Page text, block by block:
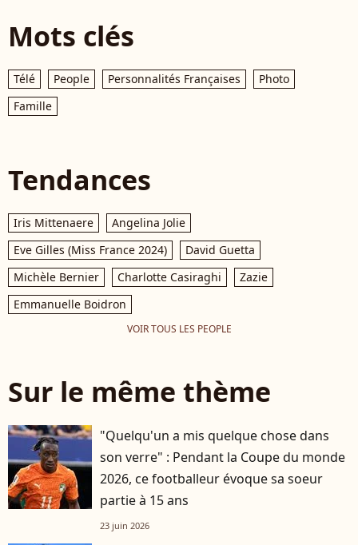
Mots clés
Télé People Personnalités Françaises
Photo
Famille
Tendances
Iris Mittenaere
Angelina Jolie
Eve Gilles (Miss France 2024)
David Guetta
Michèle Bernier
Charlotte Casiraghi
Zazie
Emmanuelle Boidron
VOIR TOUS LES PEOPLE
Sur le même thème
"Quelqu'un a mis quelque chose dans
son verre" : Pendant la Coupe du monde
2026, ce footballeur évoque sa soeur
partie à 15 ans
23 juin 2026